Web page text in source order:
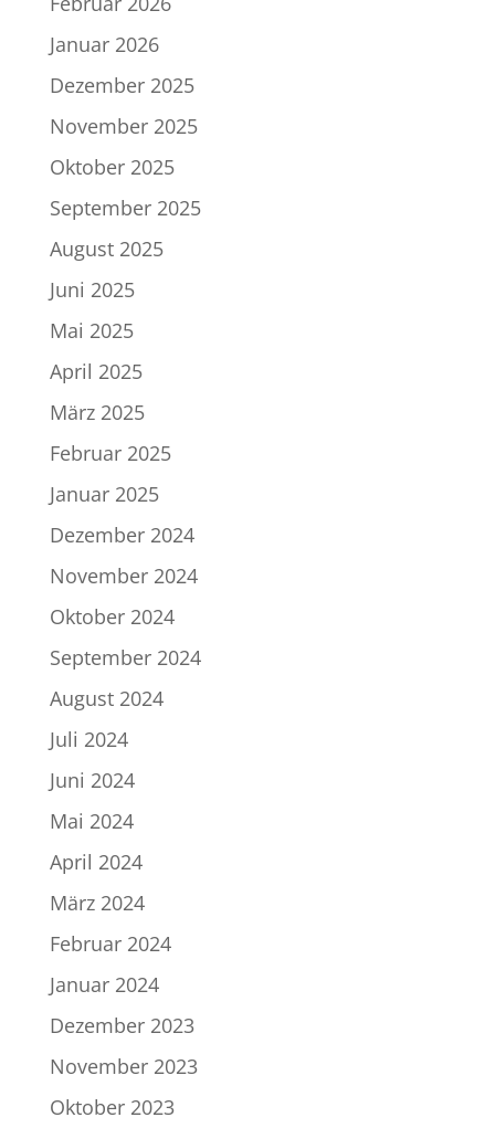
Januar 2026
Dezember 2025
November 2025
Oktober 2025
September 2025
August 2025
Juni 2025
Mai 2025
April 2025
März 2025
Februar 2025
Januar 2025
Dezember 2024
November 2024
Oktober 2024
September 2024
August 2024
Juli 2024
Juni 2024
Mai 2024
April 2024
März 2024
Februar 2024
Januar 2024
Dezember 2023
November 2023
Oktober 2023